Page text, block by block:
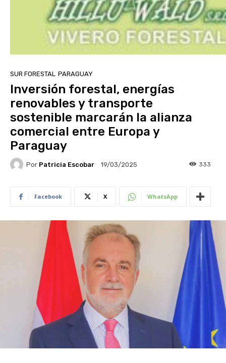
SUR FORESTAL PARAGUAY
Inversión forestal, energías
renovables y transporte
sostenible marcarán la alianza
comercial entre Europa y
Paraguay
Por Patricia Escobar 19/03/2025 333
Facebook X WhatsApp